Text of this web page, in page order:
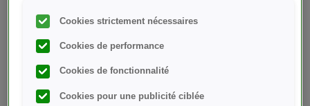
Comprendre le diabète et comment celui-ci vous
affecte ainsi que ceux que vous aimez est une étape
importante de votre parcours.
Cookies strictement nécessaires
Cookies de performance
Cookies de fonctionnalité
Cookies pour une publicité ciblée